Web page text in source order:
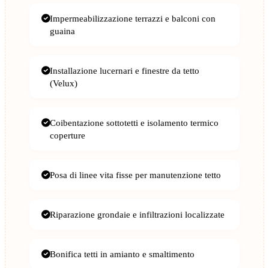
Impermeabilizzazione terrazzi e balconi con
guaina
Installazione lucernari e finestre da tetto
(Velux)
Coibentazione sottotetti e isolamento termico
coperture
Posa di linee vita fisse per manutenzione tetto
Riparazione grondaie e infiltrazioni localizzate
Bonifica tetti in amianto e smaltimento